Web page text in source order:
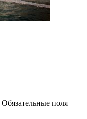
Обязательные поля